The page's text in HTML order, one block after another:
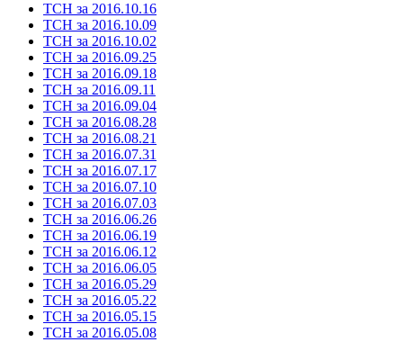
ТСН за 2016.10.16
ТСН за 2016.10.09
ТСН за 2016.10.02
ТСН за 2016.09.25
ТСН за 2016.09.18
ТСН за 2016.09.11
ТСН за 2016.09.04
ТСН за 2016.08.28
ТСН за 2016.08.21
ТСН за 2016.07.31
ТСН за 2016.07.17
ТСН за 2016.07.10
ТСН за 2016.07.03
ТСН за 2016.06.26
ТСН за 2016.06.19
ТСН за 2016.06.12
ТСН за 2016.06.05
ТСН за 2016.05.29
ТСН за 2016.05.22
ТСН за 2016.05.15
ТСН за 2016.05.08